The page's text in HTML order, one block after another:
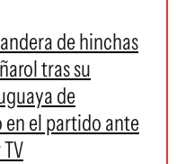
de hinchas
tras su
de
el partido ante